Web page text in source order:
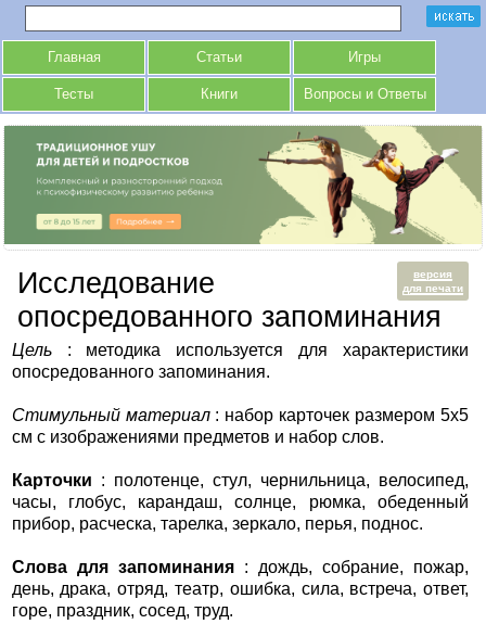
Главная Статьи Игры
Тесты Книги Вопросы и Ответы
версия
для печати
Исследование
опосредованного запоминания
Цель : методика используется для характеристики
опосредованного запоминания.
Стимульный материал: набор карточек размером 5x5
см с изображениями предметов и набор слов.
Карточки : полотенце, стул, чернильница, велосипед,
часы, глобус, карандаш, солнце, рюмка, обеденный
прибор, расческа, тарелка, зеркало, перья, поднос.
Слова для запоминания: дождь, собрание, пожар,
день, драка, отряд, театр, ошибка, сила, встреча, ответ,
горе, праздник, сосед, труд.